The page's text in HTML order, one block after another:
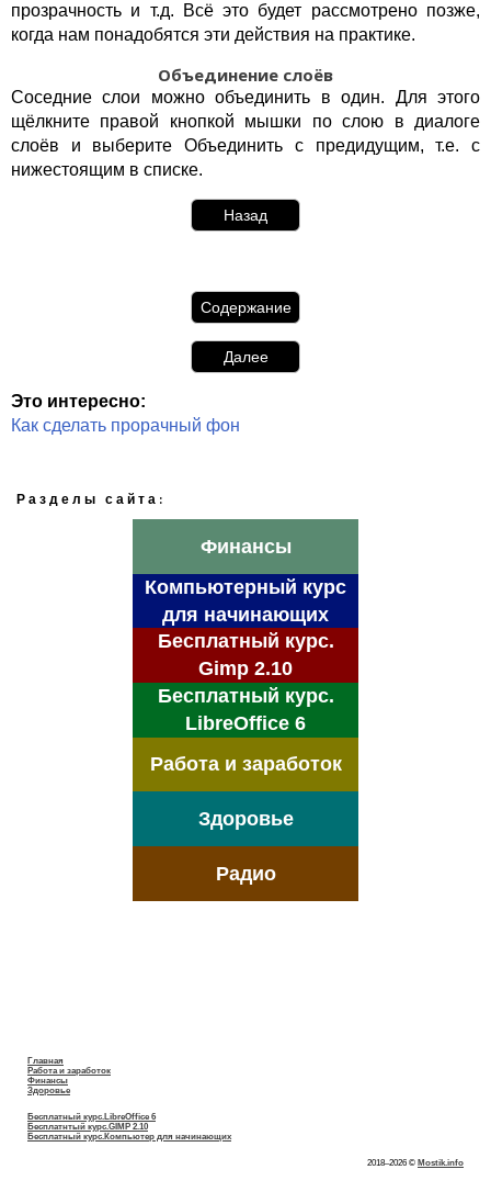
прозрачность и т.д. Всё это будет рассмотрено позже,
когда нам понадобятся эти действия на практике.
Объединение слоёв
Соседние слои можно объединить в один. Для этого
щёлкните правой кнопкой мышки по слою в диалоге
слоёв и выберите Объединить с предидущим, т.е. с
нижестоящим в списке.
Назад
Содержание
Далее
Это интересно:
Как сделать прорачный фон
Разделы сайта:
Финансы
Компьютерный курс
для начинающих
Бесплатный курс.
Gimp 2.10
Бесплатный курс.
LibreOffice 6
Работа и заработок
Здоровье
Радио
Главная
Работа и заработок
Финансы
Здоровье
Бесплатный курс.LibreOffice 6
Бесплатнтый курс.GIMP 2.10
Бесплатный курс.Компьютер для начинающих
2018–2026 © Mostik.info